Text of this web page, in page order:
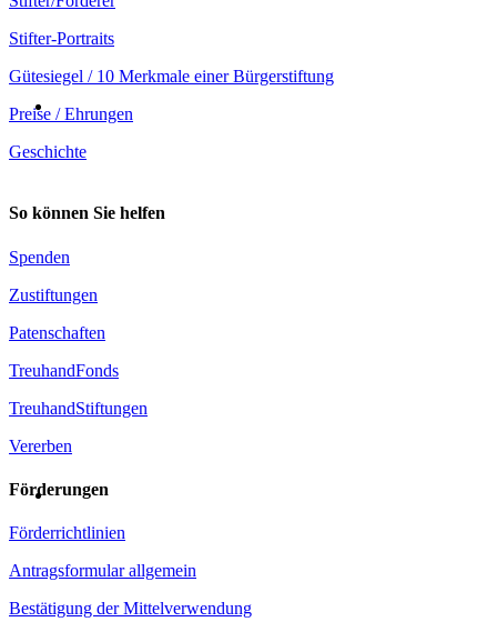
Stifter-Portraits
Gütesiegel / 10 Merkmale einer Bürgerstiftung
Preise / Ehrungen
Geschichte
So können Sie helfen
Spenden
Zustiftungen
Patenschaften
TreuhandFonds
TreuhandStiftungen
Vererben
Förderungen
Förderrichtlinien
Antragsformular allgemein
Bestätigung der Mittelverwendung